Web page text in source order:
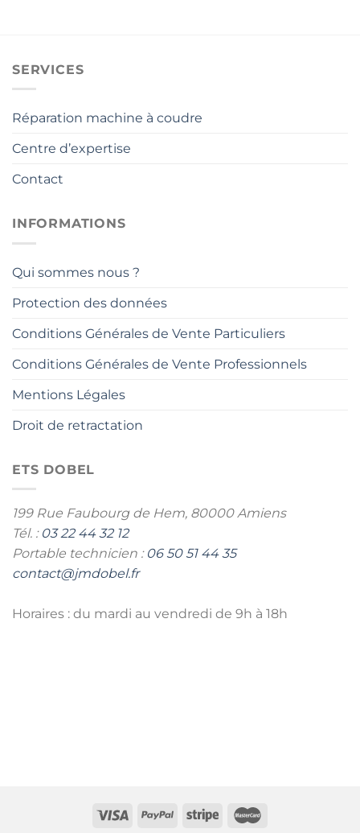
SERVICES
Réparation machine à coudre
Centre d’expertise
Contact
INFORMATIONS
Qui sommes nous ?
Protection des données
Conditions Générales de Vente Particuliers
Conditions Générales de Vente Professionnels
Mentions Légales
Droit de retractation
ETS DOBEL
199 Rue Faubourg de Hem, 80000 Amiens
Tél. : 03 22 44 32 12
Portable technicien : 06 50 51 44 35
contact@jmdobel.fr
Horaires : du mardi au vendredi de 9h à 18h